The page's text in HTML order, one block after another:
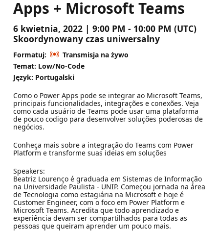
Apps + Microsoft Teams
6 kwietnia, 2022 | 9:00 PM - 10:00 PM (UTC)
Skoordynowany czas uniwersalny
Formatuj:
Transmisja na żywo
Temat: Low/No-Code
Język: Portugalski
Como o Power Apps pode se integrar ao Microsoft Teams,
principais funcionalidades, integrações e conexões. Veja
como cada usuário de Teams pode usar uma plataforma
de pouco codigo para desenvolver soluções poderosas de
negócios.
Conheça mais sobre a integração do Teams com Power
Platform e transforme suas ideias em soluções
Speakers:
Beatriz Lourenço é graduada em Sistemas de Informação
na Universidade Paulista - UNIP. Começou jornada na área
de Tecnologia como estagiária na Microsoft e hoje é
Customer Engineer, com o foco em Power Platform e
Microsoft Teams. Acredita que todo aprendizado e
experiência devam ser compartilhados para todas as
pessoas que queiram aprender um pouco mais.